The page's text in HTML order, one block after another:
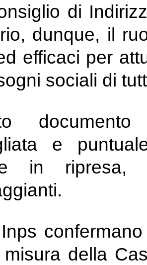
di
dunque, il
efficaci per
sociali di
e
in
della